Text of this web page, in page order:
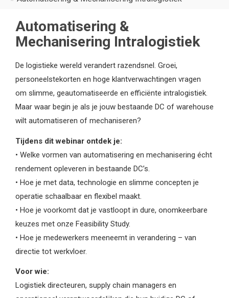
Automatisering &
Mechanisering Intralogistiek
De logistieke wereld verandert razendsnel. Groei,
personeelstekorten en hoge klantverwachtingen vragen
om slimme, geautomatiseerde en efficiënte intralogistiek.
Maar waar begin je als je jouw bestaande DC of warehouse
wilt automatiseren of mechaniseren?
Tijdens dit webinar ontdek je:
• Welke vormen van automatisering en mechanisering écht
rendement opleveren in bestaande DC’s.
• Hoe je met data, technologie en slimme concepten je
operatie schaalbaar en flexibel maakt.
• Hoe je voorkomt dat je vastloopt in dure, onomkeerbare
keuzes met onze Feasibility Study.
• Hoe je medewerkers meeneemt in verandering – van
directie tot werkvloer.
Voor wie:
Logistiek directeuren, supply chain managers en